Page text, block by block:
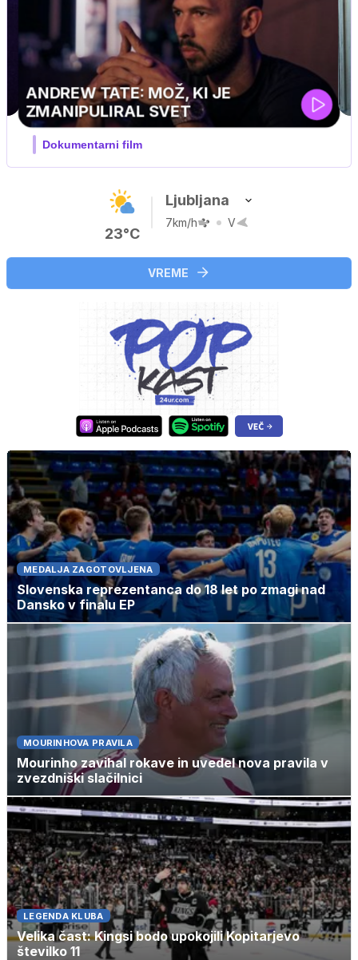
MOJ PRIJATELJ PINGVIN
Film meseca / družinski, pustolovski
23°C
Ljubljana
7km/h V
VREME
MEDALJA ZAGOTOVLJENA
Slovenska reprezentanca do 18 let po zmagi nad
Dansko v finalu EP
MOURINHOVA PRAVILA
Mourinho zavihal rokave in uvedel nova pravila v
zvezdniški slačilnici
LEGENDA KLUBA
Velika čast: Kingsi bodo upokojili Kopitarjevo
številko 11